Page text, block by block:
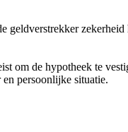
om de hypotheek te
persoonlijke situatie.